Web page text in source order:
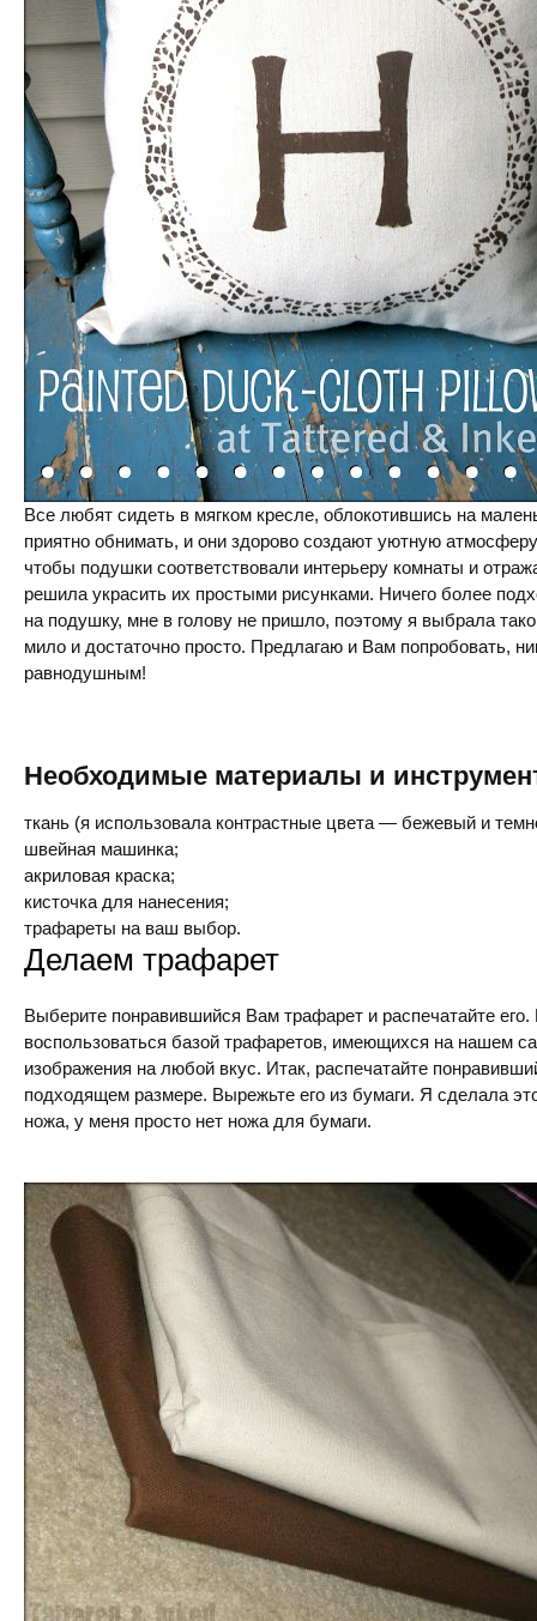
Все любят сидеть в мягком кресле, облокотившись на
приятно обнимать, и они здорово создают уютную
чтобы подушки соответствовали интерьеру комнаты и
решила украсить их простыми рисунками. Ничего более
на подушку, мне в голову не пришло, поэтому я выбрала
мило и достаточно просто. Предлагаю и Вам попробовать,
равнодушным!
Необходимые материалы и
ткань (я использовала контрастные цвета — бежевый и
швейная машинка;
акриловая краска;
кисточка для нанесения;
трафареты на ваш выбор.
Делаем трафарет
Выберите понравившийся Вам трафарет и распечатайте
воспользоваться базой трафаретов, имеющихся на нашем
изображения на любой вкус. Итак, распечатайте
подходящем размере. Вырежьте его из бумаги. Я сделала
ножа, у меня просто нет ножа для бумаги.